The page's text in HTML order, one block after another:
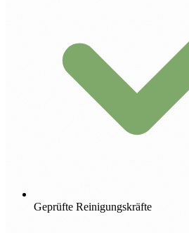
Geprüfte Reinigungskräfte